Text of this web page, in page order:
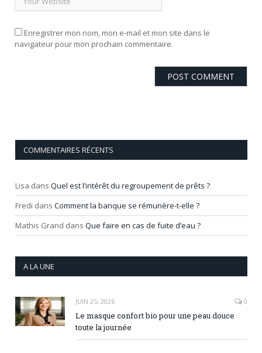
Enregistrer mon nom, mon e-mail et mon site dans le
navigateur pour mon prochain commentaire.
COMMENTAIRES RÉCENTS
Lisa dans Quel est l’intérêt du regroupement de prêts ?
Fredi dans Comment la banque se rémunère-t-elle ?
Mathis Grand dans Que faire en cas de fuite d’eau ?
A LA UNE
JUIN 25, 2026 0
Le masque confort bio pour une peau douce
toute la journée